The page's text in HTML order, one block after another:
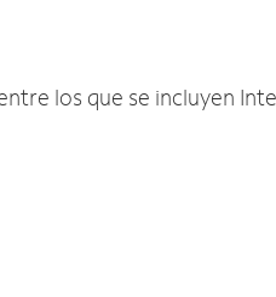
los que se incluyen